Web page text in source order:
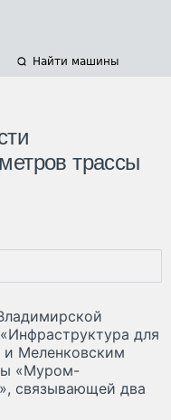
Найти машины
трассы
для
Меленковским
«Муром-
связывающей два